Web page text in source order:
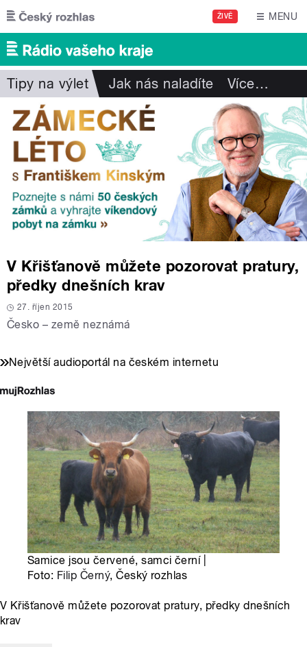
Přejít k hlavnímu obsahu
ŽIVĚ MENU
Tipy na výlet Jak nás naladíte Více…
V Křišťanově můžete pozorovat pratury,
předky dnešních krav
27. říjen 2015
Česko – země neznámá
Největší audioportál na českém internetu
Samice jsou červené, samci černí |
Foto: Filip Černý, Český rozhlas
V Křišťanově můžete pozorovat pratury, předky dnešních
krav